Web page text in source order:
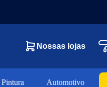
Nossas lojas
Automotivo